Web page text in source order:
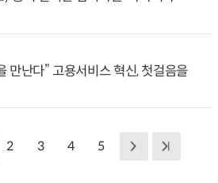
만난다” 고용서비스 혁신, 첫걸음을
2 3 4 5